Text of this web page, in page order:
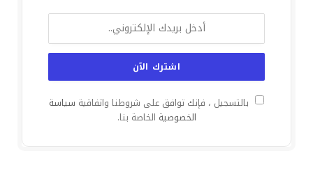
بالتسجيل ، فإنك توافق على شروطنا واتفاقية سياسة
الخصوصية الخاصة بنا.